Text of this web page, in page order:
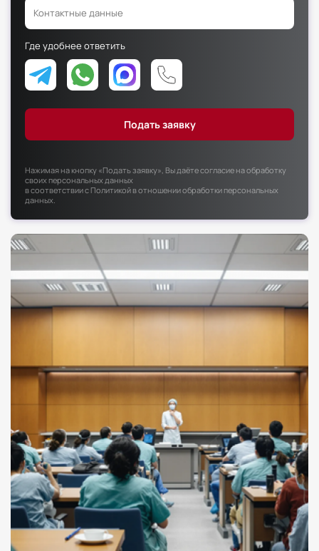
Факультет педагогики
Факультет психологии
Факультет рекламы и связей с общественностью
Факультет социальной работы
Где удобнее ответить
Нажимая на кнопку «Подать заявку», Вы даёте согласие на обработку
своих персональных данных
в соответствии сПолитикой в отношении обработки персональных
данных.